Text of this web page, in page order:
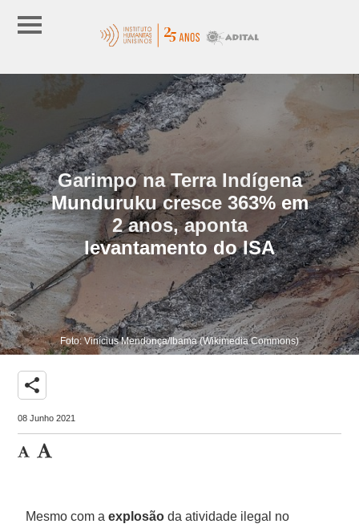
Garimpo na Terra Indígena
Munduruku cresce 363% em
2 anos, aponta
levantamento do ISA
Foto: Vinícius Mendonça/Ibama (Wikimedia Commons)
share
08 Junho 2021
Mesmo com aexplosão da atividade ilegal no